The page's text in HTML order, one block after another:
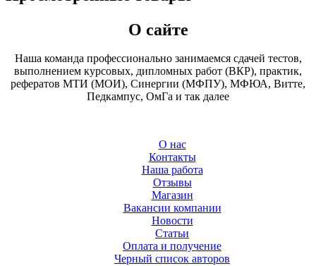
О сайте
Наша команда профессионально занимаемся сдачей тестов,
выполнением курсовых, дипломных работ (ВКР), практик,
рефератов МТИ (МОИ), Синергии (МФПУ), МФЮА, Витте,
Педкампус, ОмГа и так далее
О нас
Контакты
Наша работа
Отзывы
Магазин
Вакансии компании
Новости
Статьи
Оплата и получение
Черный список авторов